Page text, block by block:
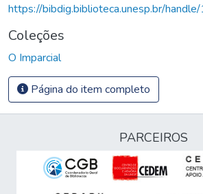
https://bibdig.biblioteca.unesp.br/
Coleções
O Imparcial
Página do item completo
PARCEIROS